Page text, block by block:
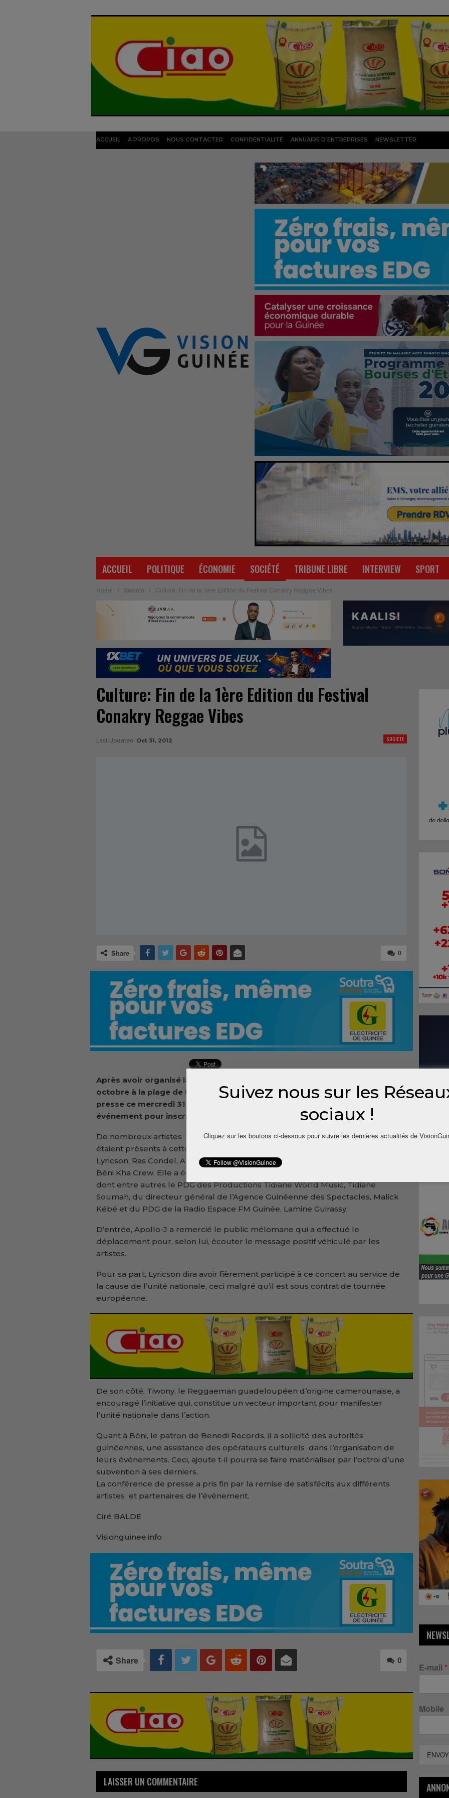
ACCUEIL A PROPOS NOUS CONTACTER CONFIDENTIALITÉ ANNUAIRE D’ENTREPRISES NEWSLETTER
ACCUEIL POLITIQUE ÉCONOMIE SOCIÉTÉ TRIBUNE LIBRE INTERVIEW SPORT
Home Société Culture: Fin de la 1ère Edition du Festival Conakry Reggae Vibes
Culture: Fin de la 1ère Edition du Festival
Conakry Reggae Vibes
SOCIÉTÉ
Last Updated Oct 31, 2012
0
Share
Après avoir organisé la 1ère Edition du Festival Conakry Reggae Vibes le 28
octobre à la plage de Rogbané, le Label Bénédi Records était devant la
presse ce mercredi 31 octobre à Conakry. Objectif, faire le bilan de cet
événement pour inscrire une lettre de noblesse de la Guinée.
De nombreux artistes venus de l’outre-mer, de la France et de la Guinée
étaient présents à cette conférence de presse notamment Tiwony, Apollo-J,
Lyricson, Ras Condel, Abdul Jabbar, Joe Dioubaté et plusieurs talents l’écurie
Béni Kha Crew. Elle a également connu la présence d’opérateurs culturels
dont entre autres le PDG des Productions Tidiane World Music, Tidiane
Soumah, du directeur général de l’Agence Guinéenne des Spectacles, Malick
Kébé et du PDG de la Radio Espace FM Guinée, Lamine Guirassy.
D’entrée, Apollo-J a remercié le public mélomane qui a effectué le
déplacement pour, selon lui, écouter le message positif véhiculé par les
artistes.
Pour sa part, Lyricson dira avoir fièrement participé à ce concert au service de
la cause de l’unité nationale, ceci malgré qu’il est sous contrat de tournée
européenne.
De son côté, Tiwony, le Reggaeman guadeloupéen d’origine camerounaise, a
encouragé l’initiative qui, constitue un vecteur important pour manifester
l’unité nationale dans l’action.
Quant à Béni, le patron de Benedi Records, il a sollicité des autorités
guinéennes, une assistance des opérateurs culturels dans l’organisation de
leurs événements. Ceci, ajoute t-il pourra se faire matérialiser par l’octroi d’une
subvention à ses derniers.
La conférence de presse a pris fin par la remise de satisfécits aux différents
artistes et partenaires de l’événement.
Ciré BALDE
Visionguinee.info
0
Share
LAISSER UN COMMENTAIRE
E-mail *
Mobile
Suivez nous sur les
sociaux !
Cliquez sur les boutons ci-dessous pour suivre les dernières actualités de